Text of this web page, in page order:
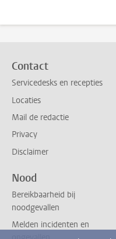
Contact
Servicedesks en recepties
Locaties
Mail de redactie
Privacy
Disclaimer
Nood
Bereikbaarheid bij
noodgevallen
Melden incidenten en